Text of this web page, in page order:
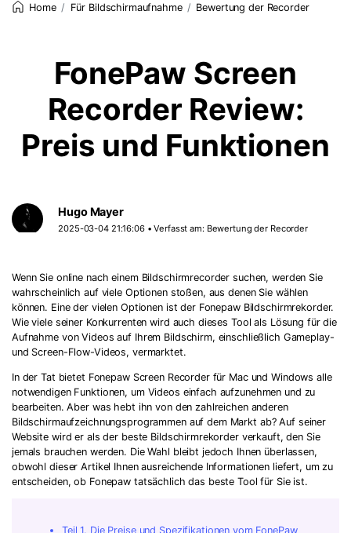
Home Für Bildschirmaufnahme Bewertung der Recorder
FonePaw Screen
Recorder Review:
Preis und Funktionen
Hugo Mayer
2025-03-04 21:16:06 • Verfasst am: Bewertung der Recorder
Wenn Sie online nach einem Bildschirmrecorder suchen, werden Sie
wahrscheinlich auf viele Optionen stoßen, aus denen Sie wählen
können. Eine der vielen Optionen ist der Fonepaw Bildschirmrekorder.
Wie viele seiner Konkurrenten wird auch dieses Tool als Lösung für die
Aufnahme von Videos auf Ihrem Bildschirm, einschließlich Gameplay-
und Screen-Flow-Videos, vermarktet.
In der Tat bietet Fonepaw Screen Recorder für Mac und Windows alle
notwendigen Funktionen, um Videos einfach aufzunehmen und zu
bearbeiten. Aber was hebt ihn von den zahlreichen anderen
Bildschirmaufzeichnungsprogrammen auf dem Markt ab? Auf seiner
Website wird er als der beste Bildschirmrekorder verkauft, den Sie
jemals brauchen werden. Die Wahl bleibt jedoch Ihnen überlassen,
obwohl dieser Artikel Ihnen ausreichende Informationen liefert, um zu
entscheiden, ob Fonepaw tatsächlich das beste Tool für Sie ist.
Teil 1. Die Preise und Spezifikationen vom FonePaw